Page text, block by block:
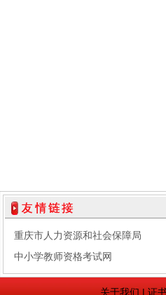
重庆市人力资源和社会保障局
中小学教师资格考试网
关于我们 | 证